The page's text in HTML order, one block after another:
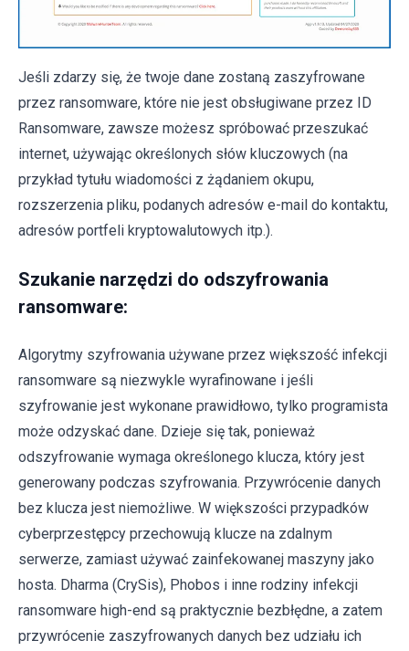
Jeśli zdarzy się, że twoje dane zostaną zaszyfrowane
przez ransomware, które nie jest obsługiwane przez ID
Ransomware, zawsze możesz spróbować przeszukać
internet, używając określonych słów kluczowych (na
przykład tytułu wiadomości z żądaniem okupu,
rozszerzenia pliku, podanych adresów e-mail do kontaktu,
adresów portfeli kryptowalutowych itp.).
Szukanie narzędzi do odszyfrowania
ransomware:
Algorytmy szyfrowania używane przez większość infekcji
ransomware są niezwykle wyrafinowane i jeśli
szyfrowanie jest wykonane prawidłowo, tylko programista
może odzyskać dane. Dzieje się tak, ponieważ
odszyfrowanie wymaga określonego klucza, który jest
generowany podczas szyfrowania. Przywrócenie danych
bez klucza jest niemożliwe. W większości przypadków
cyberprzestępcy przechowują klucze na zdalnym
serwerze, zamiast używać zainfekowanej maszyny jako
hosta. Dharma (CrySis), Phobos i inne rodziny infekcji
ransomware high-end są praktycznie bezbłędne, a zatem
przywrócenie zaszyfrowanych danych bez udziału ich